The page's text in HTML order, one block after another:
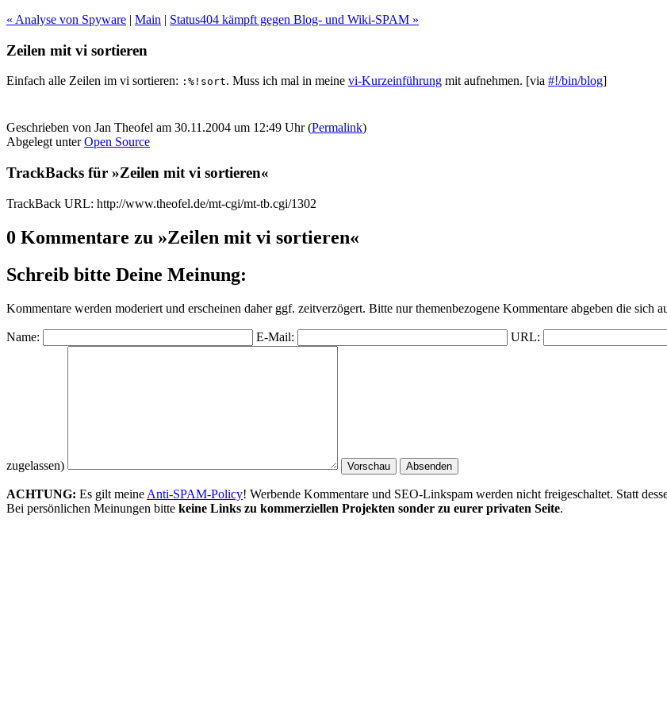
« Analyse von Spyware | Main | Status404 kämpft gegen Blog- und Wiki-SPAM »
Zeilen mit vi sortieren
Einfach alle Zeilen im vi sortieren: :%!sort. Muss ich mal in meine vi-Kurzeinführung mit aufnehmen. [via #!/bin/blog]
Geschrieben von Jan Theofel am 30.11.2004 um 12:49 Uhr (Permalink)
Abgelegt unterOpen Source
TrackBacks für »Zeilen mit vi sortieren«
TrackBack URL: http://www.theofel.de/mt-cgi/mt-tb.cgi/1302
0 Kommentare zu »Zeilen mit vi sortieren«
Schreib bitte Deine Meinung:
Kommentare werden moderiert und erscheinen daher ggf. zeitverzögert. Bitte nur themenbezogene Kommentare abgeben die sich
Name: E-Mail: URL:
zugelassen)
ACHTUNG: Es gilt meine Anti-SPAM-Policy! Werbende Kommentare und SEO-Linkspam werden nicht freigeschaltet. Statt
Bei persönlichen Meinungen bitte keine Links zu kommerziellen Projekten sonder zu eurer privaten Seite.